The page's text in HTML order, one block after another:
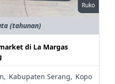
Ruko
(tahunan)
di La Margas
Kabupaten Serang, Kopo